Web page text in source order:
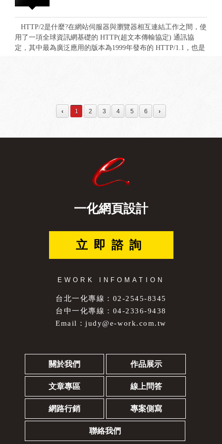
就能開始選擇合作的註冊商進行.app網址申請囉!
合透過行動裝置瀏覽，Google 也貼心的推出了"行動裝置相容性
測試"提供以往內容的檢測與改善建議。 行動裝置相容性測試
這項服務有效的提供了客觀與專業的檢測和建議，不論對於有
經營一定時日的傳統網站還是即將上線的新網站都提供了實質
的剖析。 在檢測中主軸便以簡單明確的顯示告知當前的網站
建議。 根據建議修正的部分，將網站調整至正確的方向，便
能有效改善頁面在行動裝至上的友善使用性，在進行改善檢測
置優化後能夠有效馬上受到搜尋引擎的重視與收納。
HTTP/2是什麼?在網站伺服器與瀏覽器相互連結工作之間，使
用了一項全球資訊網基礎的 HTTP(超文本傳輸協定) 通訊協
定，其中最為廣泛應用的版本為1999年發布的 HTTP/1.1，也是
覽速度增加，也提供了更安全的連線資訊，同時更兼容了
HTTP/2 的瀏覽器，就可以體驗這項優化的通訊協定。
HTTP/2 與 HTTP/1.1 相差別的幾項工作模式，其中包含了：
1.HTTP/2 協定建置在 HTTPS 安全連線之上，因此在更新
全連線。 2.在減少多個連線工作次數的情況下，瀏覽器只需單
一網路連線就可以與網站伺服器進行連接。 3.由單一網路連線
(Prioritization)，伺服器可以決定例如 CSS 或 JavaScript 檔案，
資訊也縮短了冗長得傳輸過程。 6.HTTP/2 使用單一Binary 二
析傳輸資料。 7.伺服器主動推送資源(Server Push)，允許伺服
器除了 HTML 之外，連同需要的 CSS/JavaScript/Images 檔案，
讓伺服器與瀏覽器在相互連結工作時能省下更多傳輸時間，也
證，網站原先使用 HTTP 改成 HTTPS 的這個過程需要較為注
意，站內連結與需要連同更換。
‹ 1 2 3 4 5 6 ›
一化網頁設計
立即諮詢
EWORK INFOMATION
台北一化專線：02-2545-8345
台中一化專線：04-2336-9438
Email：judy@e-work.com.tw
關於我們 作品展示
文章專區 線上問答
網路行銷 專案側寫
聯絡我們